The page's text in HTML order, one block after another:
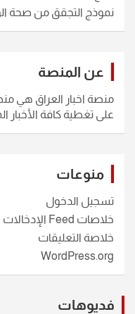
نموذج التجقق من صحة
عن المنصة
منصة اخبار العراق هي
على تغطية كافة الأخبار
منوعات
تسجيل الدخول
خلاصات Feed الإدخالات
خلاصة التعليقات
WordPress.org
فديوهات